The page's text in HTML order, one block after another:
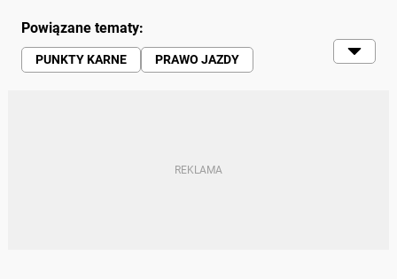
Powiązane tematy:
PUNKTY KARNE
PRAWO JAZDY